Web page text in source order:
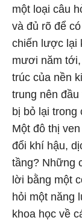
một loại câu
và đủ rõ để
chiến lược lại
mươi năm tới,
trúc của nền
trung nên
bị bỏ lại trong
Một đô thị
đổi khí hậu,
tầng? Những
lời bằng một
hỏi một năng
khoa học về